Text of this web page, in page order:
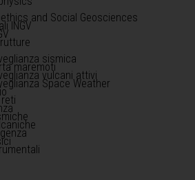
and Social Geosciences
INGV
sismica
maremoti
vulcani attivi
Space Weather